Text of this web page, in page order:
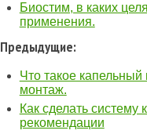
Биостим, в каких
применения.
Предыдущие:
Что такое
монтаж.
Как сделать систему
рекомендации